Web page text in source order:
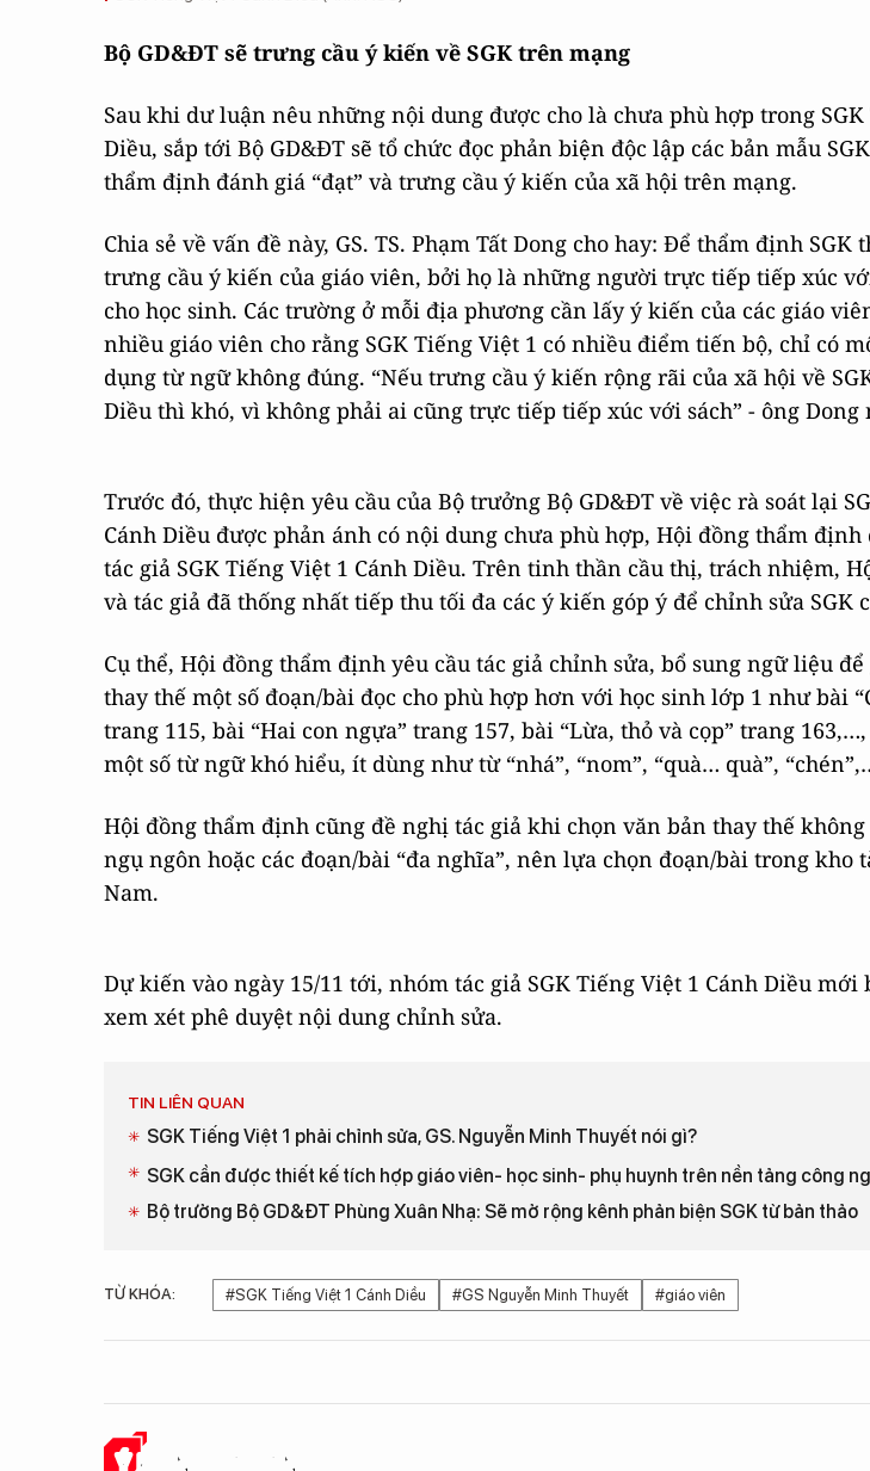
Bộ GD&ĐT sẽ trưng cầu ý kiến về SGK trên mạng
Sau khi dư luận nêu những nội dung được cho là chưa phù hợp trong SGK
Diều, sắp tới Bộ GD&ĐT sẽ tổ chức đọc phản biện độc lập các bản mẫu
thẩm định đánh giá “đạt” và trưng cầu ý kiến của xã hội trên mạng.
Chia sẻ về vấn đề này, GS. TS. Phạm Tất Dong cho hay: Để thẩm định
trưng cầu ý kiến của giáo viên, bởi họ là những người trực tiếp tiếp xúc
cho học sinh. Các trường ở mỗi địa phương cần lấy ý kiến của các giáo
nhiều giáo viên cho rằng SGK Tiếng Việt 1 có nhiều điểm tiến bộ, chỉ có
dụng từ ngữ không đúng. “Nếu trưng cầu ý kiến rộng rãi của xã hội về
Diều thì khó, vì không phải ai cũng trực tiếp tiếp xúc với sách” - ông Dong
Trước đó, thực hiện yêu cầu của Bộ trưởng Bộ GD&ĐT về việc rà soát lại
Cánh Diều được phản ánh có nội dung chưa phù hợp, Hội đồng thẩm
tác giả SGK Tiếng Việt 1 Cánh Diều. Trên tinh thần cầu thị, trách nhiệm,
và tác giả đã thống nhất tiếp thu tối đa các ý kiến góp ý để chỉnh sửa SGK
Cụ thể, Hội đồng thẩm định yêu cầu tác giả chỉnh sửa, bổ sung ngữ liệu
thay thế một số đoạn/bài đọc cho phù hợp hơn với học sinh lớp 1 như bài
trang 115, bài “Hai con ngựa” trang 157, bài “Lừa, thỏ và cọp” trang
một số từ ngữ khó hiểu, ít dùng như từ “nhá”, “nom”, “quà… quà”,
Hội đồng thẩm định cũng đề nghị tác giả khi chọn văn bản thay thế
ngụ ngôn hoặc các đoạn/bài “đa nghĩa”, nên lựa chọn đoạn/bài trong kho
Nam.
Dự kiến vào ngày 15/11 tới, nhóm tác giả SGK Tiếng Việt 1 Cánh Diều mới
xem xét phê duyệt nội dung chỉnh sửa.
TIN LIÊN QUAN
SGK Tiếng Việt 1 phải chỉnh sửa, GS. Nguyễn Minh Thuyết nói gì?
SGK cần được thiết kế tích hợp giáo viên- học sinh- phụ huynh trên nền tảng công
Bộ trưởng Bộ GD&ĐT Phùng Xuân Nhạ: Sẽ mở rộng kênh phản biện SGK từ bản thảo
TỪ KHÓA: #SGK Tiếng Việt 1 Cánh Diều #GS Nguyễn Minh Thuyết #giáo viên
Ý KIẾN CỦA BẠN